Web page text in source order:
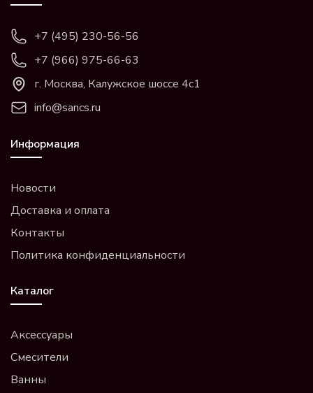
+7 (495) 230-56-56
+7 (966) 975-66-63
г. Москва, Калужское шоссе 4с1
info@sancs.ru
Информация
Новости
Доставка и оплата
Контакты
Политика конфиденциальности
Каталог
Аксессуары
Смесители
Ванны